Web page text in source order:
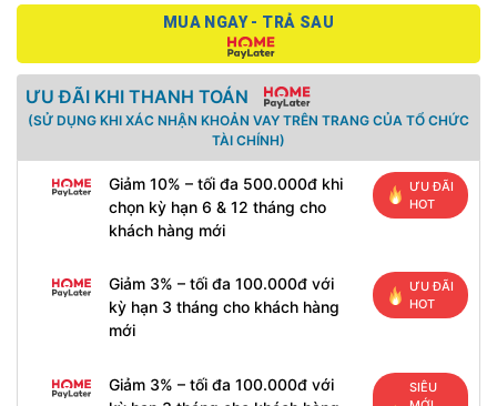
MUA NGAY - TRẢ SAU
ƯU ĐÃI KHI THANH TOÁN
(SỬ DỤNG KHI XÁC NHẬN KHOẢN VAY TRÊN TRANG CỦA TỔ CHỨC
TÀI CHÍNH)
Giảm 10% – tối đa 500.000đ khi
chọn kỳ hạn 6 & 12 tháng cho
khách hàng mới
ƯU ĐÃI
HOT
Giảm 3% – tối đa 100.000đ với
kỳ hạn 3 tháng cho khách hàng
mới
ƯU ĐÃI
HOT
Giảm 3% – tối đa 100.000đ với
SIÊU